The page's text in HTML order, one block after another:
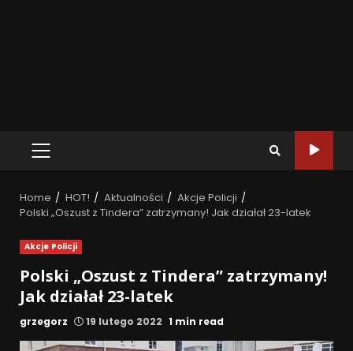
Home HOT! Aktualności
Akcje Policji
Polski „Oszust z Tindera” zatrzymany! Jak działał 23-latek
Akcje Policji
Polski „Oszust z Tindera” zatrzymany!
Jak działał 23-latek
grzegorz 19 lutego 2022 1 min read